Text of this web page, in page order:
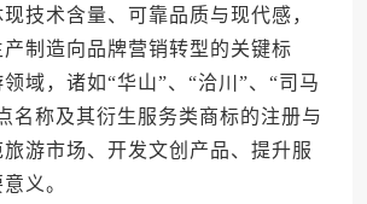
技术含量、可靠品质与现代感，
制造向品牌营销转型的关键标
域，诸如“华山”、“洽川”、“司马
名称及其衍生服务类商标的注册与
游市场、开发文创产品、提升服
义。